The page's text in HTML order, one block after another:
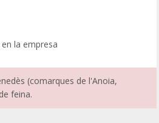
la empresa
(comarques de l'Anoia,
feina.